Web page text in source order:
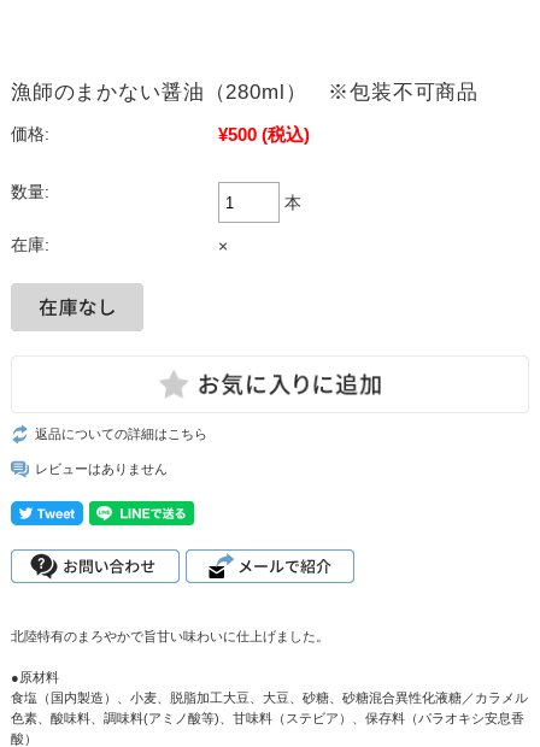
漁師のまかない醤油（280ml） ※包装不可商品
価格: ¥500 (税込)
数量:
本
在庫: ×
返品についての詳細はこちら
レビューはありません
北陸特有のまろやかで旨甘い味わいに仕上げました。
●原材料
食塩（国内製造）、小麦、脱脂加工大豆、大豆、砂糖、砂糖混合異性化液糖／カラメル
色素、酸味料、調味料(アミノ酸等)、甘味料（ステビア）、保存料（パラオキシ安息香
酸）